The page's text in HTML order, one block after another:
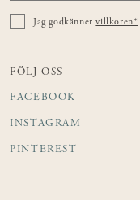
Jag godkännervillkoren*
FÖLJ OSS
FACEBOOK
INSTAGRAM
PINTEREST